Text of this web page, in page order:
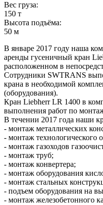
Вес груза:
150 т
Высота подъёма:
50 м
В январе 2017 году наша
аренды гусеничный кран
расположенном в
Сотрудники SWTRANS
крана в необходимой
(оборудования).
Кран Liebherr LR 1400 в
выполнения работ по
В течении 2017 года наши
- монтаж металлических
- монтаж технологического
- монтаж газоходов
- монтаж труб;
- монтаж конвертера;
- монтаж оборудования
- монтаж стальных
- подъем оборудования на
- монтаж железобетонного